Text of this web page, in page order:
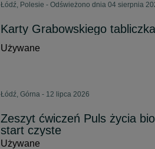
Łódź, Polesie - Odświeżono dnia 04 sierpnia
Karty Grabowskiego
Używane
Łódź, Górna - 12 lipca 2026
Zeszyt ćwiczeń Puls życia
start czyste
Używane